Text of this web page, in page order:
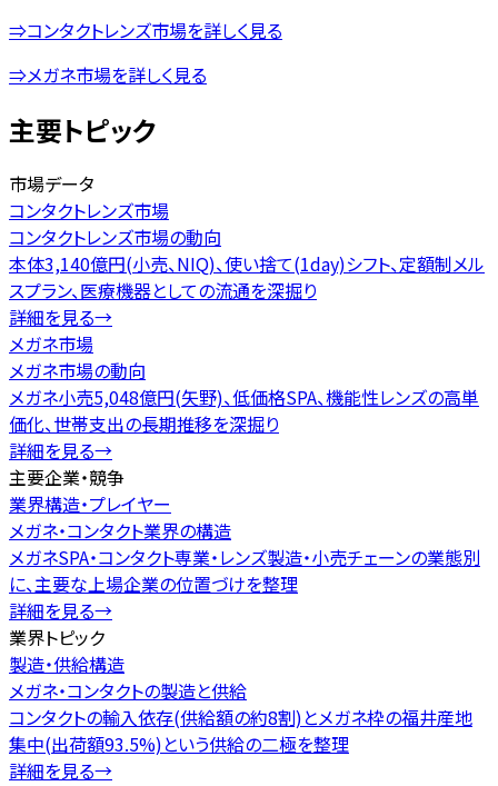
⇒コンタクトレンズ市場を詳しく見る
⇒メガネ市場を詳しく見る
主要トピック
市場データ
コンタクトレンズ市場
コンタクトレンズ市場の動向
本体3,140億円(小売、NIQ)、使い捨て(1day)シフト、定額制メル
スプラン、医療機器としての流通を深掘り
詳細を見る→
メガネ市場
メガネ市場の動向
メガネ小売5,048億円(矢野)、低価格SPA、機能性レンズの高単
価化、世帯支出の長期推移を深掘り
詳細を見る→
主要企業・競争
業界構造・プレイヤー
メガネ・コンタクト業界の構造
メガネSPA・コンタクト専業・レンズ製造・小売チェーンの業態別
に、主要な上場企業の位置づけを整理
詳細を見る→
業界トピック
製造・供給構造
メガネ・コンタクトの製造と供給
コンタクトの輸入依存(供給額の約8割)とメガネ枠の福井産地
集中(出荷額93.5%)という供給の二極を整理
詳細を見る→